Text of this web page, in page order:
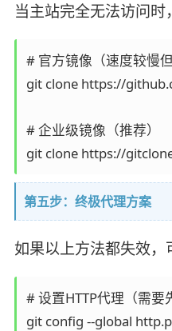
当主站完全无法访问时
# 官方镜像（速度较慢但
git clone https://
# 企业级镜像（推荐）
第五步：终极代理方案
如果以上方法都失效，
# 设置HTTP代理（需要
git config --global